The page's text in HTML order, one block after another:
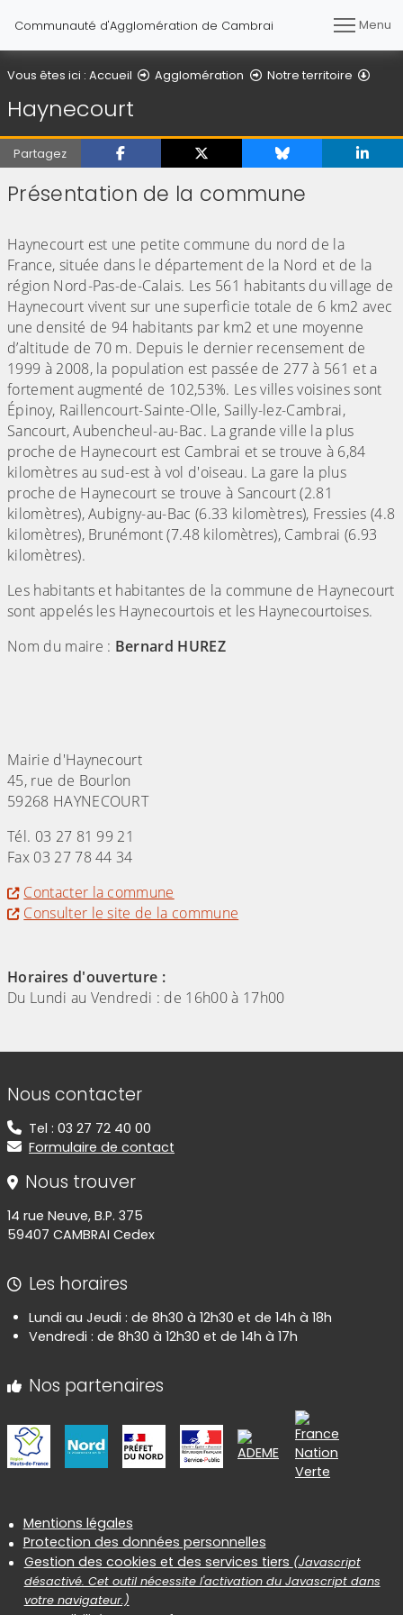
Communauté d'Agglomération de Cambrai Menu
Vous êtes ici : Accueil Agglomération Notre territoire
Haynecourt
Partagez
Présentation de la commune
Haynecourt est une petite commune du nord de la
France, située dans le département de la Nord et de la
région Nord-Pas-de-Calais. Les 561 habitants du village de
Haynecourt vivent sur une superficie totale de 6 km2 avec
une densité de 94 habitants par km2 et une moyenne
d’altitude de 70 m. Depuis le dernier recensement de
1999 à 2008, la population est passée de 277 à 561 et a
fortement augmenté de 102,53%. Les villes voisines sont
Épinoy, Raillencourt-Sainte-Olle, Sailly-lez-Cambrai,
Sancourt, Aubencheul-au-Bac. La grande ville la plus
proche de Haynecourt est Cambrai et se trouve à 6,84
kilomètres au sud-est à vol d'oiseau. La gare la plus
proche de Haynecourt se trouve à Sancourt (2.81
kilomètres), Aubigny-au-Bac (6.33 kilomètres), Fressies (4.8
kilomètres), Brunémont (7.48 kilomètres), Cambrai (6.93
kilomètres).
Les habitants et habitantes de la commune de Haynecourt
sont appelés les Haynecourtois et les Haynecourtoises.
Nom du maire : Bernard HUREZ
Mairie d'Haynecourt
45, rue de Bourlon
59268 HAYNECOURT
Tél. 03 27 81 99 21
Fax 03 27 78 44 34
Contacter la commune
Consulter le site de la commune
Horaires d'ouverture :
Du Lundi au Vendredi : de 16h00 à 17h00
Informations de contact
Nous contacter
Tel : 03 27 72 40 00
Formulaire de contact
Nous trouver
14 rue Neuve, B.P. 375
59407 CAMBRAI Cedex
Les horaires
Lundi au Jeudi : de 8h30 à 12h30 et de 14h à 18h
Vendredi : de 8h30 à 12h30 et de 14h à 17h
Nos partenaires
Informations réglementaires
Mentions légales
Protection des données personnelles
Gestion des cookies et des services tiers (Javascript
désactivé. Cet outil nécessite l'activation du Javascript dans
votre navigateur.)